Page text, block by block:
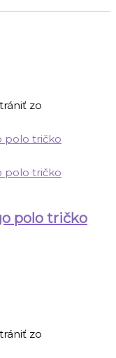
zo
polo tričko
zo